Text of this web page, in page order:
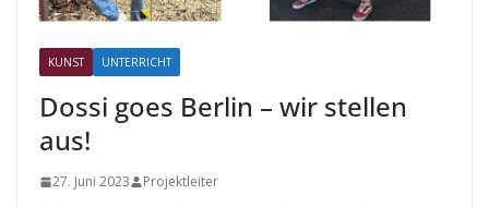
KUNST UNTERRICHT
Dossi goes Berlin – wir stellen
aus!
27. Juni 2023 Projektleiter